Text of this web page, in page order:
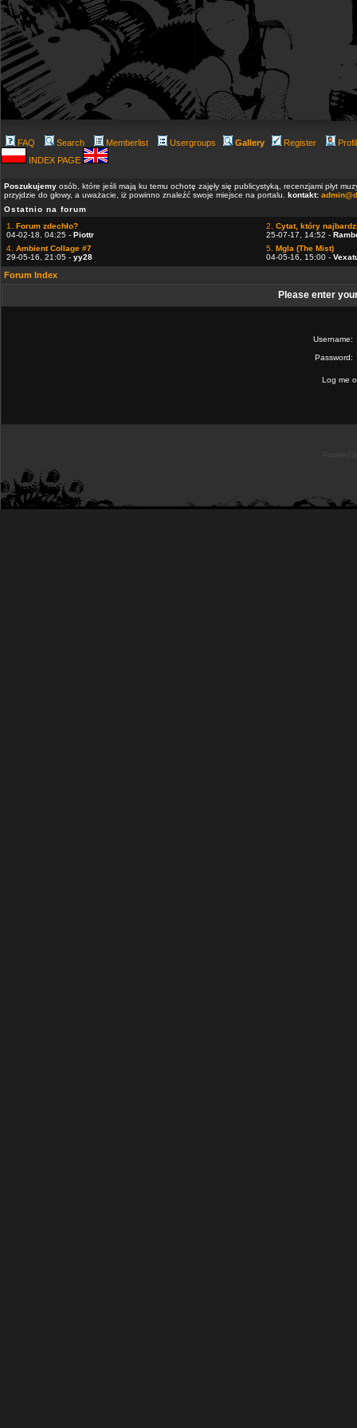
FAQ Search Memberlist Usergroups Gallery Register
INDEX PAGE
Poszukujemy osób, które jeśli mają ku temu ochotę zajęły się publicystyką, recenzjami płyt
przyjdzie do głowy, a uważacie, iż powinno znaleźć swoje miejsce na portalu. kontakt:
Ostatnio na forum
1. Forum zdechło?
04-02-18, 04:25 - Piottr
2. Cytat, który
25-07-17, 14:52 -
4. Ambient Collage #7
29-05-16, 21:05 - yy28
5. Mgla (The Mist)
04-05-16, 15:00 -
Forum Index
Please enter
Username:
Password:
Log me